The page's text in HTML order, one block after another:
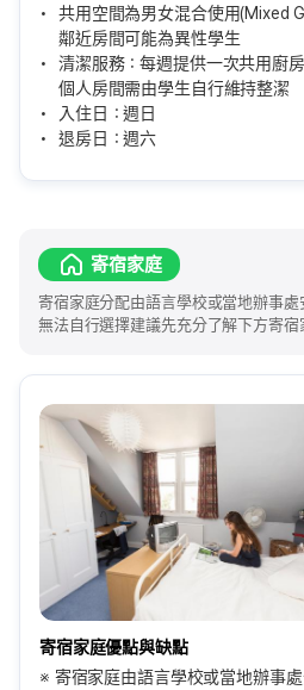
共用空間為男女混合使用(Mixed
鄰近房間可能為異性學生
清潔服務：每週提供一次共用廚
個人房間需由學生自行維持整潔
入住日：週日
退房日：週六
寄宿家庭
寄宿家庭分配由語言學校或當地辦事處
無法自行選擇建議先充分了解下方寄
寄宿家庭優點與缺點
※ 寄宿家庭由語言學校或當地辦事